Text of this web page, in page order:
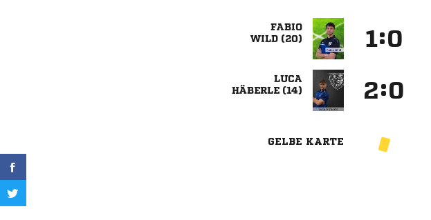

 
:

 
:
GELBE KARTE